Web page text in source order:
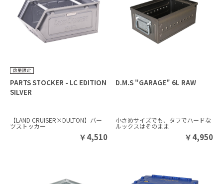
PARTS STOCKER - LC EDITION
SILVER
【LAND CRUISER×DULTON】パー
ツストッカー
￥4,510
D.M.S "GARAGE" 6L RAW
小さめサイズでも、タフでハードな
ルックスはそのまま
￥4,950